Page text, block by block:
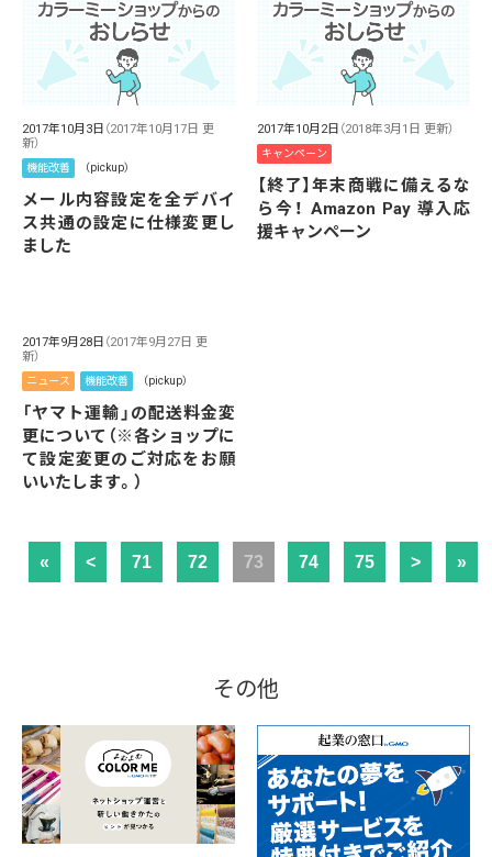
2017年10月3日 （2017年10月17日 更
新）
機能改善 （pickup）
メール内容設定を全デバイ
ス共通の設定に仕様変更し
ました
2017年10月2日 （2018年3月1日 更新）
キャンペーン
【終了】年末商戦に備えるな
ら今！ Amazon Pay 導入応
援キャンペーン
2017年9月28日 （2017年9月27日 更
新）
ニュース 機能改善 （pickup）
「ヤマト運輸」の配送料金変
更について（※各ショップに
て設定変更のご対応をお願
いいたします。）
« < 71 72 73 74 75 > »
その他